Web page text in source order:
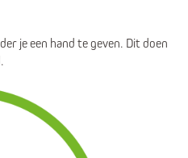
je een hand te geven. Dit doen